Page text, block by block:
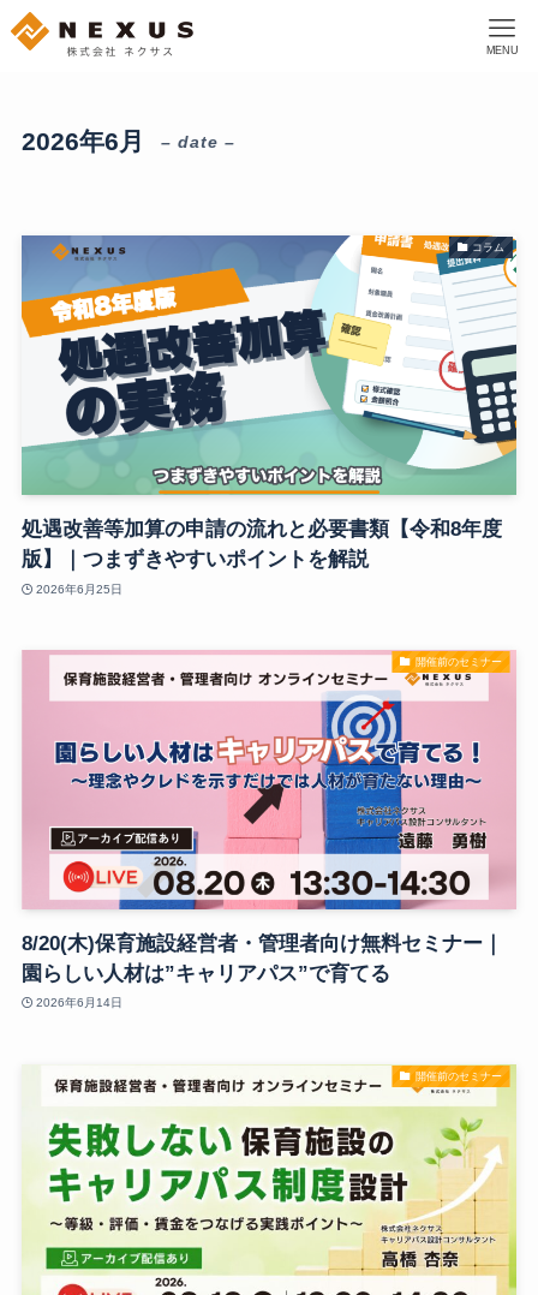
MENU
2026年6月 – date –
コラム
処遇改善等加算の申請の流れと必要書類【令和8年度
版】｜つまずきやすいポイントを解説
2026年6月25日
開催前のセミナー
8/20(木)保育施設経営者・管理者向け無料セミナー｜
園らしい人材は”キャリアパス”で育てる
2026年6月14日
開催前のセミナー